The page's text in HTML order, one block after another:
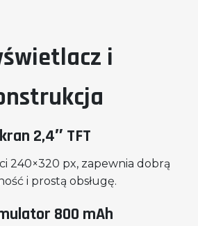
i
2,4″ TFT
240×320 px, zapewnia dobrą
i prostą obsługę.
800 mAh